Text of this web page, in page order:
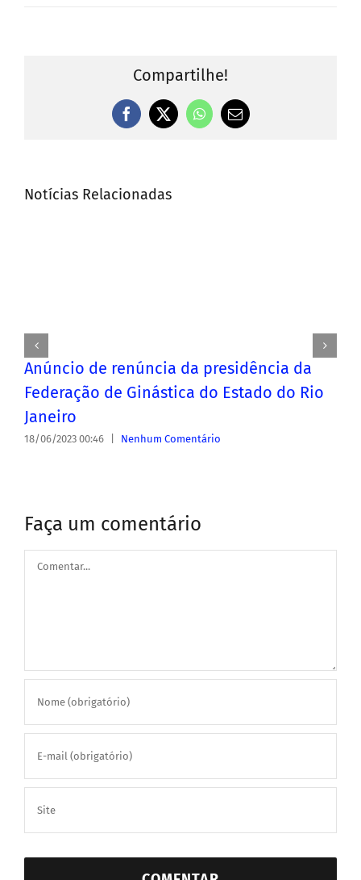
Compartilhe!
Facebook
X WhatsApp
E-
Notícias Relacionadas
Anúncio de renúncia da presidência da
Federação de Ginástica do Estado do Rio
Janeiro
18/06/2023 00:46 Nenhum Comentário
Faça um comentário
Comentar